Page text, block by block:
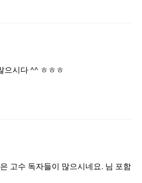
으시다 ^^ ㅎㅎㅎ
고수 독자들이 많으시네요. 님 포함